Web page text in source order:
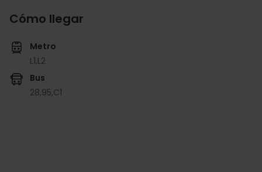
Cómo llegar
Metro
L1,L2
Bus
28,95,C1